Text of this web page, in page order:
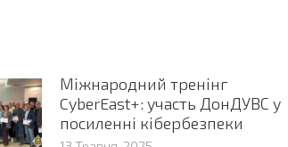
Міжнародний тренінг
CyberEast+: участь ДонДУВС у
посиленні кібербезпеки